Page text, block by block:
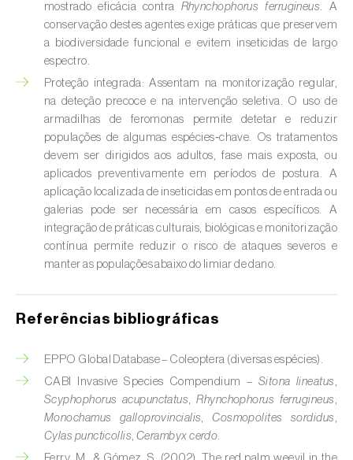
Escaravelho / Gorgulho-vermelho-das-
palmeiras (Rhynchophorus ferrugineus )
Escaravelho-da-agave (
acupunctatus)
Escaravelho-da-batateira (Leptinotarsa
decemlineata)
Escaravelho-da-casca-da-amendoeira
Scolytus amygdali)
Escaravelho-da-casca-de-oito-dentes (Ips
typographus)
Scolytus multistriatus)
Escaravelho-da-folha-da-ervilha ( Sitona
lineatus)
Escaravelho-da-folha-do-ulmeiro (
mostrado eficácia contra Rhynchophorus ferrugineus. A
conservação destes agentes exige práticas que preservem
a biodiversidade funcional e evitem inseticidas de largo
espectro.
Proteção integrada: Assentam na monitorização regular,
na deteção precoce e na intervenção seletiva. O uso de
armadilhas de feromonas permite detetar e reduzir
populações de algumas espécies‑chave. Os tratamentos
devem ser dirigidos aos adultos, fase mais exposta, ou
aplicados preventivamente em períodos de postura. A
aplicação localizada de inseticidas em pontos de entrada ou
galerias pode ser necessária em casos específicos. A
integração de práticas culturais, biológicas e monitorização
contínua permite reduzir o risco de ataques severos e
manter as populações abaixo do limiar de dano.
Referências bibliográficas
EPPO Global Database – Coleoptera (diversas espécies).
CABI Invasive Species Compendium – Sitona lineatus
Scyphophorus acupunctatus ,Rhynchophorus ferrugineus
Monochamus galloprovincialis ,Cosmopolites sordidus
Cylas puncticollis ,Cerambyx cerdo